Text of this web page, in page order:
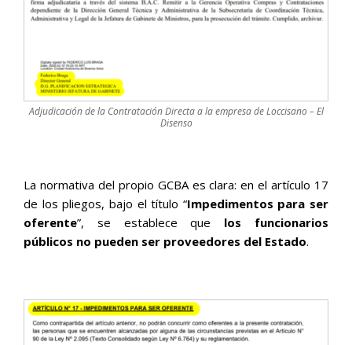
Adjudicación de la Contratación Directa a la empresa de Loccisano – El
Disenso
La normativa del propio GCBA es clara: en el artículo 17
de los pliegos, bajo el título “Impedimentos para ser
oferente”, se establece que los funcionarios
públicos no pueden ser proveedores del Estado.